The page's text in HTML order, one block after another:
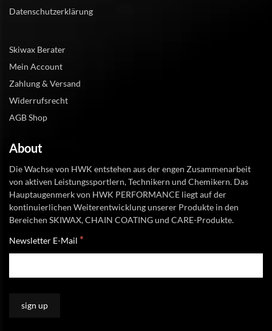
Datenschutzerklärung
Skiwax Berater
Mein Account
Zahlung & Versand
Widerrufsrecht
AGB Shop
About
Die Wachse von HWK entstehen aus der engen Zusammenarbeit
von aktiven Leistungssportlern, Technikern und Chemikern. Das
Hauptaugenmerk von HWK PERFORMANCE liegt auf der
kontinuierlichen Weiterentwicklung unserer Produkte in den
Bereichen SKIWAX, CHAIN COATING und CARE-Produkte.
Newsletter E-Mail *